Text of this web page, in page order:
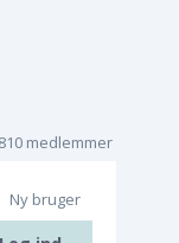
medlemmer
Ny bruger